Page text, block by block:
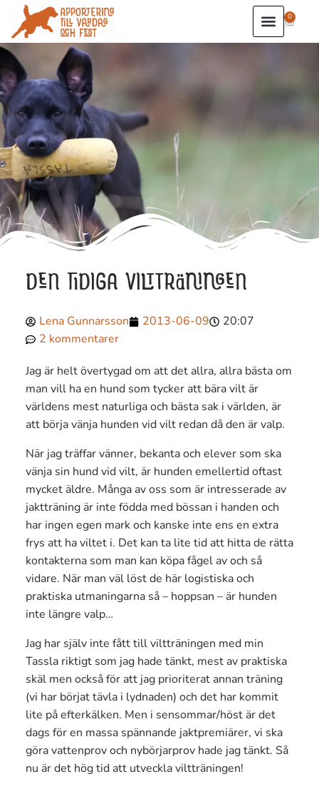
0
DEN TIDIGA VILTTRÄNINGEN
Lena Gunnarsson 2013-06-09
20:07
2 kommentarer
Jag är helt övertygad om att det allra, allra bästa om
man vill ha en hund som tycker att bära vilt är
världens mest naturliga och bästa sak i världen, är
att börja vänja hunden vid vilt redan då den är valp.
När jag träffar vänner, bekanta och elever som ska
vänja sin hund vid vilt, är hunden emellertid oftast
mycket äldre. Många av oss som är intresserade av
jaktträning är inte födda med bössan i handen och
har ingen egen mark och kanske inte ens en extra
frys att ha viltet i. Det kan ta lite tid att hitta de rätta
kontakterna som man kan köpa fågel av och så
vidare. När man väl löst de här logistiska och
praktiska utmaningarna så – hoppsan – är hunden
inte längre valp…
Jag har själv inte fått till viltträningen med min
Tassla riktigt som jag hade tänkt, mest av praktiska
skäl men också för att jag prioriterat annan träning
(vi har börjat tävla i lydnaden) och det har kommit
lite på efterkälken. Men i sensommar/höst är det
dags för en massa spännande jaktpremiärer, vi ska
göra vattenprov och nybörjarprov hade jag tänkt. Så
nu är det hög tid att utveckla viltträningen!